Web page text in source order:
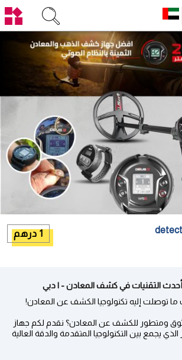
1 درهم
التقنيات في كشف المعادن - | دبي
توصلت إليه تكنولوجيا الكشف عن المعادن!
ومتطور للكشف عن المعادن؟ نقدم لكم جهاز
يجمع بين التكنولوجيا المتقدمة والدقة العالية